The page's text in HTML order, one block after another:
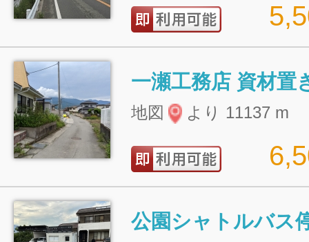
一瀬工務店 資材置
地図 より 11137 m
公園シャトルバス